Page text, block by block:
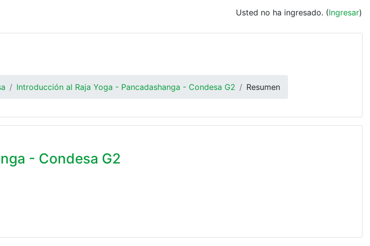
Usted no ha ingresado. (Ingresar)
Introducción al Raja Yoga - Pancadashanga - Condesa G2 Resumen
- Condesa G2